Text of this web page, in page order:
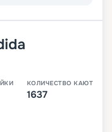
КОЛИЧЕСТВО КАЮТ
1637